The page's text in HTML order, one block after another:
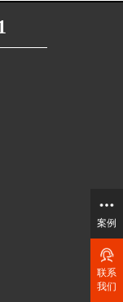
案例
联系
我们